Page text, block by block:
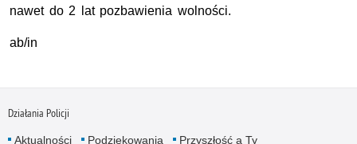
nawet do 2 lat pozbawienia wolności.
ab/in
Działania Policji
Aktualności Podziękowania
Przyszłość a Ty